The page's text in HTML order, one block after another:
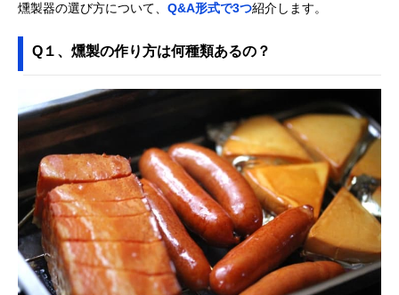
燻製器の選び方について、 Q&A形式で3つ紹介します。
Q１、燻製の作り方は何種類あるの？